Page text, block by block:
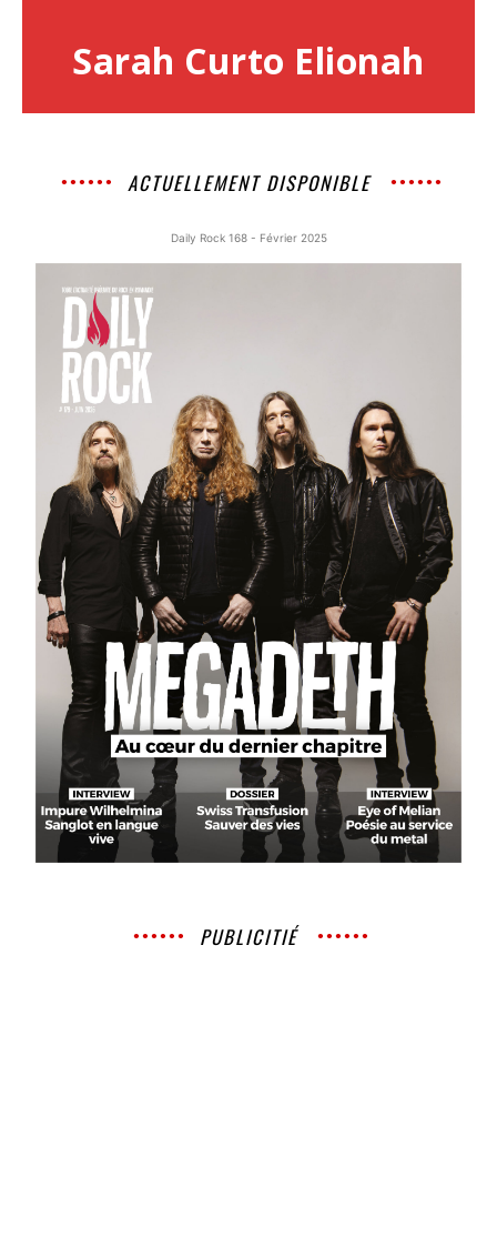
Sarah Curto Elionah
ACTUELLEMENT DISPONIBLE
Daily Rock 168 - Février 2025
PUBLICITIÉ